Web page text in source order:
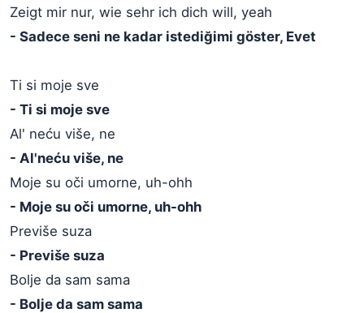
Zeigt mir nur, wie sehr ich dich will, yeah
- Sadece seni ne kadar istediğimi göster, Evet
Ti si moje sve
- Ti si moje sve
Al' neću više, ne
- Al'neću više, ne
Moje su oči umorne, uh-ohh
- Moje su oči umorne, uh-ohh
Previše suza
- Previše suza
Bolje da sam sama
- Bolje da sam sama